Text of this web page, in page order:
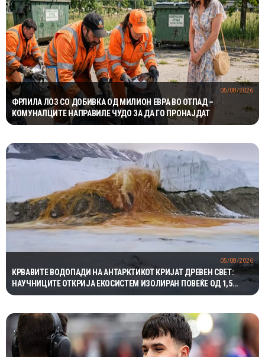
ФРЛИЛА ЛОЗ СО ДОБИВКА ОД МИЛИОН ЕВРА ВО ОТПАД –
КОМУНАЛЦИТЕ НАПРАВИЛЕ ЧУДО ЗА ДА ГО ПРОНАЈДАТ
05/08/2026
КРВАВИТЕ ВОДОПАДИ НА АНТАРКТИКОТ КРИЈАТ ДРЕВЕН СВЕТ:
НАУЧНИЦИТЕ ОТКРИЈА ЕКОСИСТЕМ ИЗОЛИРАН ПОВЕЌЕ ОД 1,5
МИЛИОНИ ГОДИНИ
05/08/2026